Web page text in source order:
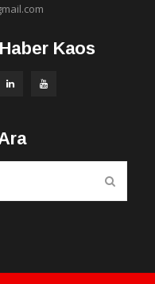
Kaos